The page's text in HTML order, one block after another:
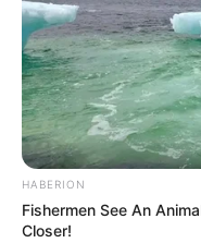
HABERION
Fishermen See An
Closer!